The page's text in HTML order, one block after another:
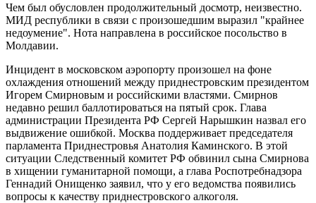
Чем был обусловлен продолжительный досмотр, неизвестно.
МИД республики в связи с произошедшим выразил "крайнее
недоумение". Нота направлена в российское посольство в
Молдавии.
Инцидент в московском аэропорту произошел на фоне
охлаждения отношений между приднестровским президентом
Игорем Смирновым и российскими властями. Смирнов
недавно решил баллотироваться на пятый срок. Глава
администрации Президента РФ Сергей Нарышкин назвал его
выдвижение ошибкой. Москва поддерживает председателя
парламента Приднестровья Анатолия Каминского. В этой
ситуации Следственный комитет РФ обвинил сына Смирнова
в хищении гуманитарной помощи, а глава Роспотребнадзора
Геннадий Онищенко заявил, что у его ведомства появились
вопросы к качеству приднестровского алкоголя.